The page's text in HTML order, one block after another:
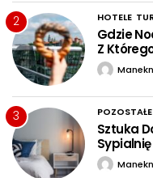
2 HOTELE
Gdzie
Z
Manekn
3 POZOSTAŁE
Sztuka
Manekn